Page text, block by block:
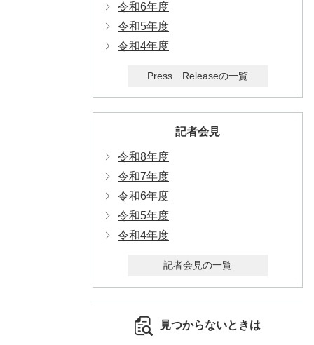
令和6年度
令和5年度
令和4年度
Press Releaseの一覧
記者会見
令和8年度
令和7年度
令和6年度
令和5年度
令和4年度
記者会見の一覧
見つからないときは